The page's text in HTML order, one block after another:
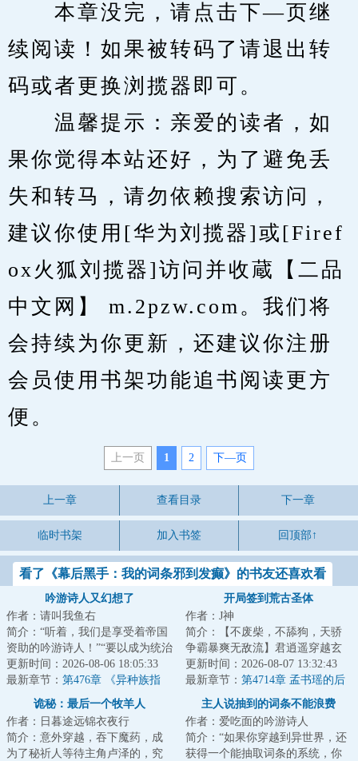
本章没完，请点击下—页继
续阅读！如果被转码了请退出转
码或者更换浏揽器即可。
温馨提示：亲爱的读者，如
果你觉得本站还好，为了避免丢
失和转马，请勿依赖搜索访问，
建议你使用[华为刘揽器]或[Firef
ox火狐刘揽器]访问并收蔵【二品
中文网】 m.2pzw.com。我们将
会持续为你更新，还建议你注册
会员使用书架功能追书阅读更方
便。
上一页 1 2 下—页
上一章 查看目录 下一章
临时书架 加入书签 回顶部↑
看了《幕后黑手：我的词条邪到发癫》的书友还喜欢看
吟游诗人又幻想了
作者：请叫我鱼右
简介：“听着，我们是享受着帝国
资助的吟游诗人！”“要以成为统治
者的喉舌、贵族们的传声筒为己
任。既然...
更新时间：2026-08-06 18:05:33
最新章节： 第476章 《异种族指
南：主母们的果园》（4k）
开局签到荒古圣体
作者：J神
简介：【不废柴，不舔狗，天骄
争霸暴爽无敌流】君逍遥穿越玄
幻世界，成为荒古世家神子，拥
有无敌背景，惊...
更新时间：2026-08-07 13:32:43
最新章节： 第4714章 孟书瑶的后
手算计，激活傀儡阵法
诡秘：最后一个牧羊人
作者：日暮途远锦衣夜行
简介：意外穿越，吞下魔药，成
为了秘祈人等待主角卢泽的，究
主人说抽到的词条不能浪费
作者：爱吃面的吟游诗人
简介：“如果你穿越到异世界，还
获得一个能抽取词条的系统，你